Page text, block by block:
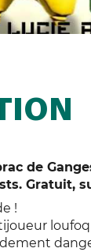
de
Gratuit,
!